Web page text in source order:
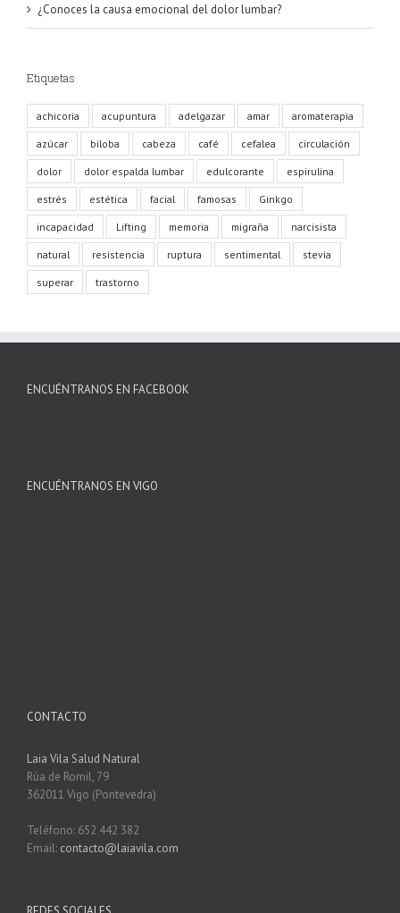
¿Conoces la causa emocional del dolor lumbar?
Etiquetas
achicoria acupuntura adelgazar amar aromaterapia
azúcar biloba cabeza café cefalea circulación
dolor dolor espalda lumbar edulcorante espirulina
estrés estética facial famosas Ginkgo
incapacidad Lifting memoria migraña narcisista
natural resistencia ruptura sentimental stevia
superar trastorno
ENCUÉNTRANOS EN FACEBOOK
ENCUÉNTRANOS EN VIGO
CONTACTO
Laia Vila Salud Natural
Rúa de Romil, 79
362011 Vigo (Pontevedra)
Teléfono: 652 442 382
Email: contacto@laiavila.com